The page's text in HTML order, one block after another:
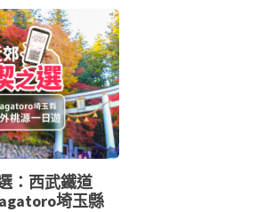
：西武鐵道
埼玉縣